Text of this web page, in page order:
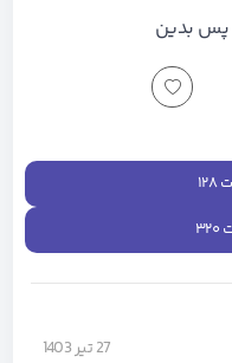
پس بدین
27 تیر 1403